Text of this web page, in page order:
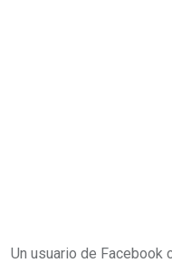
Un usuario de Facebook